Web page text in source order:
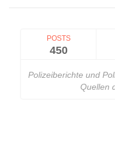
POSTS
450
Polizeiberichte und
Quellen